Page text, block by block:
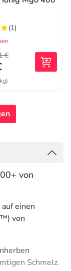
(1)
€
von
einen
von
Schmelz.